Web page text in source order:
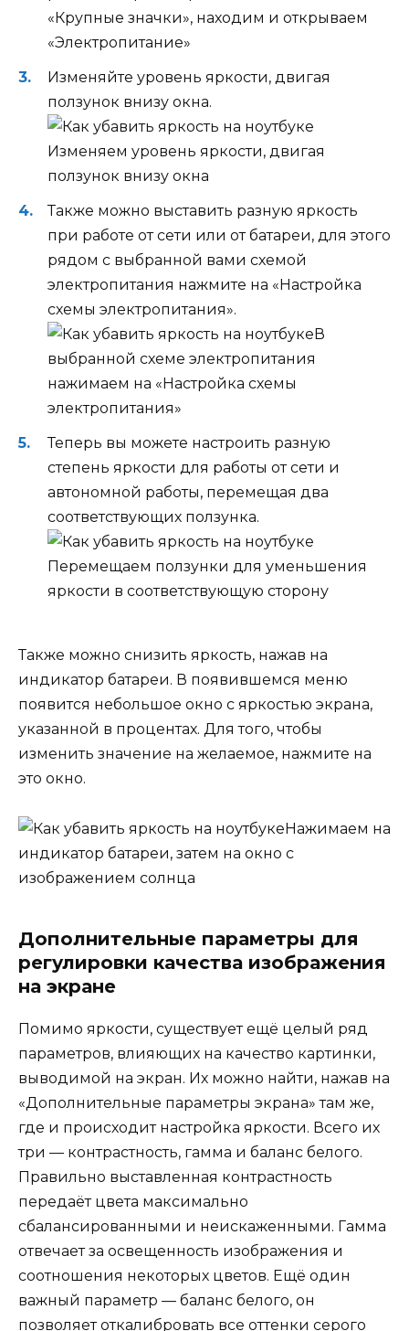
«Крупные значки», находим и открываем
«Электропитание»
Изменяйте уровень яркости, двигая
ползунок внизу окна.
Изменяем уровень яркости, двигая
ползунок внизу окна
Также можно выставить разную яркость
при работе от сети или от батареи, для этого
рядом с выбранной вами схемой
электропитания нажмите на «Настройка
схемы электропитания».
В
выбранной схеме электропитания
нажимаем на «Настройка схемы
электропитания»
Теперь вы можете настроить разную
степень яркости для работы от сети и
автономной работы, перемещая два
соответствующих ползунка.
Перемещаем ползунки для уменьшения
яркости в соответствующую сторону
Также можно снизить яркость, нажав на
индикатор батареи. В появившемся меню
появится небольшое окно с яркостью экрана,
указанной в процентах. Для того, чтобы
изменить значение на желаемое, нажмите на
это окно.
Нажимаем на
индикатор батареи, затем на окно с
изображением солнца
Дополнительные параметры для
регулировки качества изображения
на экране
Помимо яркости, существует ещё целый ряд
параметров, влияющих на качество картинки,
выводимой на экран. Их можно найти, нажав на
«Дополнительные параметры экрана» там же,
где и происходит настройка яркости. Всего их
три — контрастность, гамма и баланс белого.
Правильно выставленная контрастность
передаёт цвета максимально
сбалансированными и неискаженными. Гамма
отвечает за освещенность изображения и
соотношения некоторых цветов. Ещё один
важный параметр — баланс белого, он
позволяет откалибровать все оттенки серого